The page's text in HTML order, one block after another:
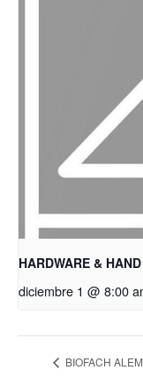
HARDWARE &
diciembre 1 @ 8:00
BIOFACH